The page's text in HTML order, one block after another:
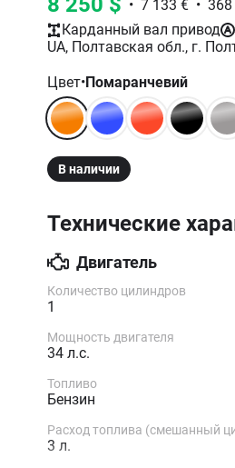
• 7 133 € • 368
Карданный вал привод
UA, Полтавская обл., г.
Цвет•Помаранчевий
В наличии
Технические
Двигатель
Количество цилиндров
1
Мощность двигателя
34 л.с.
Топливо
Бензин
Расход топлива (смешанный
3 л.